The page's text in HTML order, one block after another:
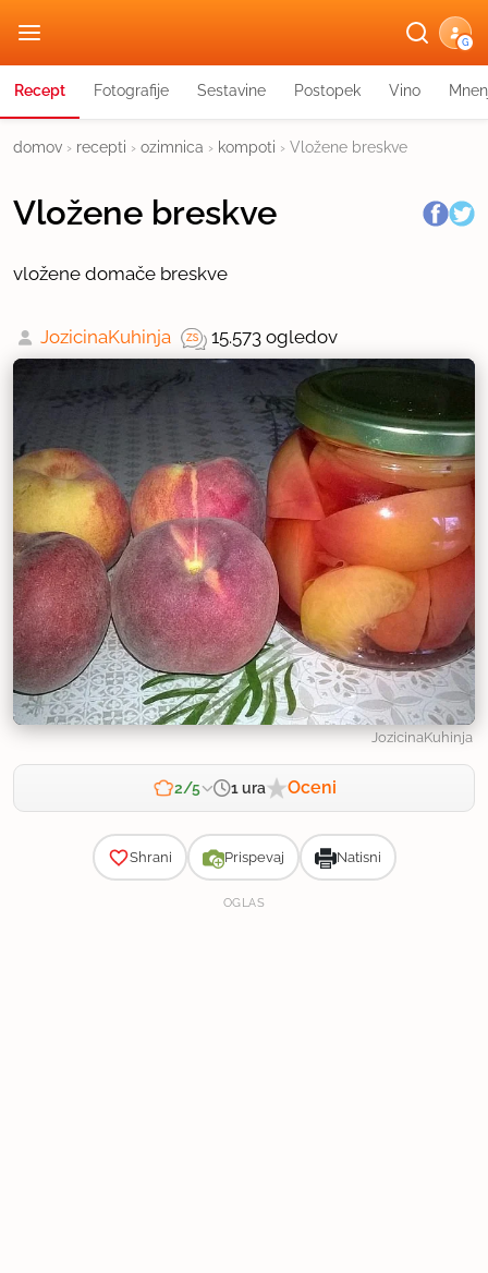
G
Recept Fotografije Sestavine Postopek Vino
domov › recepti › ozimnica › kompoti › Vložene breskve
Vložene breskve
vložene domače breskve
JozicinaKuhinja 15.573 ogledov
JozicinaKuhinja
2/5 1 ura Oceni
Shrani Prispevaj Natisni
OGLAS